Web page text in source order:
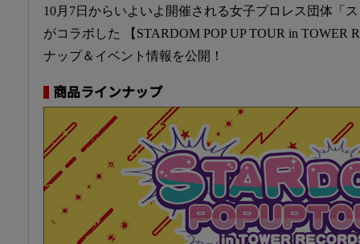
10月7日からいよいよ開催される女子プロレス団体「
がコラボした 【STARDOM POP UP TOUR in TOWER
ナップ＆イベント情報を公開！
商品ラインナップ